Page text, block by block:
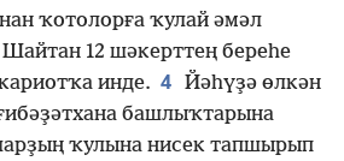
ҡотолорға ҡулай әмәл
12 шәкерттең береһе
инде. 4 Йәһүҙә өлкән
башлыҡтарына
ҡулына нисек тапшырып